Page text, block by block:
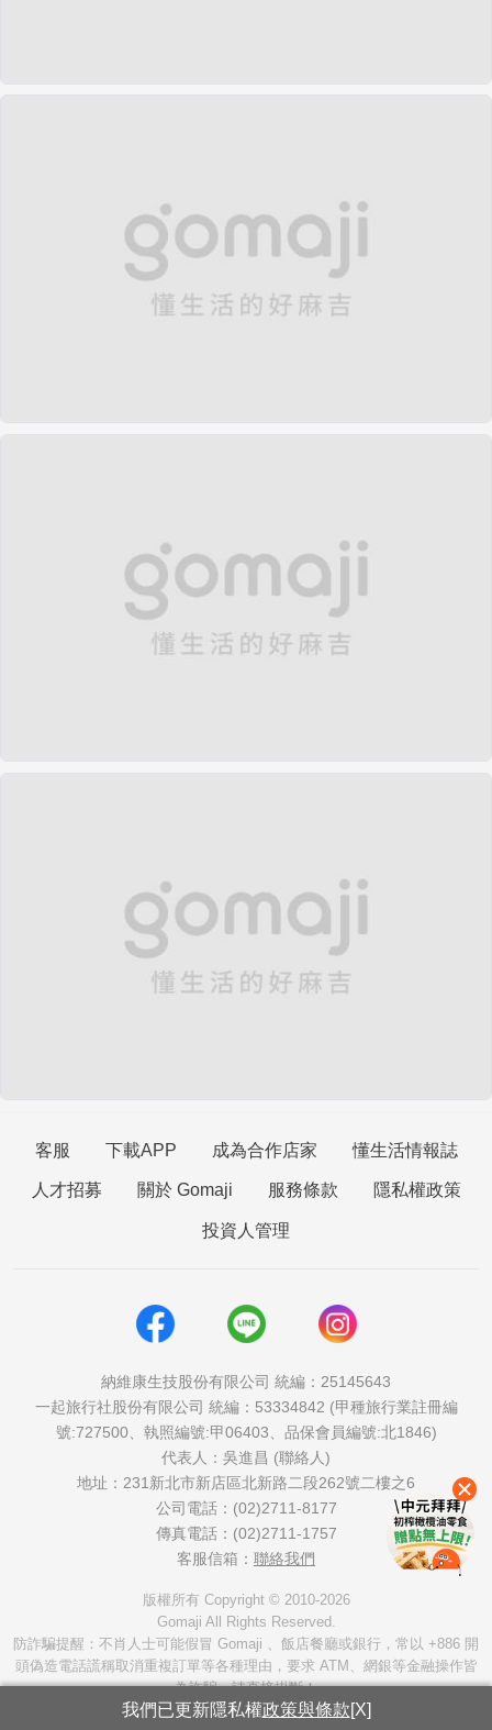
客服 下載APP 成為合作店家 懂生活情報誌
人才招募 關於 Gomaji 服務條款 隱私權政策
投資人管理
納維康生技股份有限公司 統編：25145643
一起旅行社股份有限公司 統編：53334842 (甲種旅行業註冊編
號:727500、執照編號:甲06403、品保會員編號:北1846)
代表人：吳進昌 (聯絡人)
地址：231新北市新店區北新路二段262號二樓之6
公司電話：(02)2711-8177
傳真電話：(02)2711-1757
客服信箱： 聯絡我們
版權所有 Copyright © 2010-2026
Gomaji All Rights Reserved.
防詐騙提醒：不肖人士可能假冒 Gomaji 、飯店餐廳或銀行，常以 +886 開
頭偽造電話謊稱取消重複訂單等各種理由，要求 ATM、網銀等金融操作皆
為詐騙，請直接掛斷！
我們已更新隱私權政策與條款[X]